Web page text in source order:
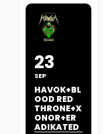
23
SEP
HAVOK+BL
OOD RED
THRONE+X
ONOR+ER
ADIKATED